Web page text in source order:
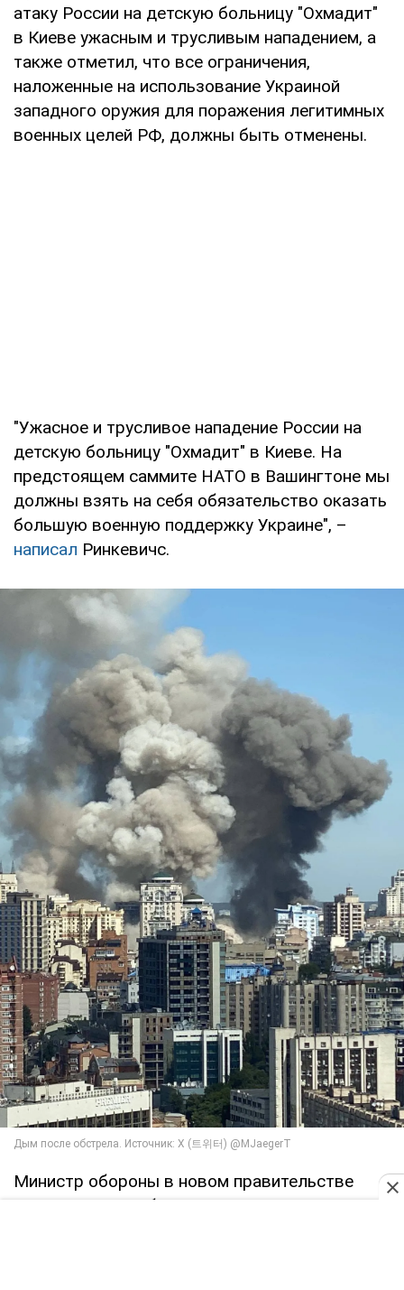
атаку России на детскую больницу "Охмадит"
в Киеве ужасным и трусливым нападением, а
также отметил, что все ограничения,
наложенные на использование Украиной
западного оружия для поражения легитимных
военных целей РФ, должны быть отменены.
"Ужасное и трусливое нападение России на
детскую больницу "Охмадит" в Киеве. На
предстоящем саммите НАТО в Вашингтоне мы
должны взять на себя обязательство оказать
большую военную поддержку Украине", –
написал Ринкевичс.
Министр обороны в новом правительстве
Нидерландов Рубен Брекельманс